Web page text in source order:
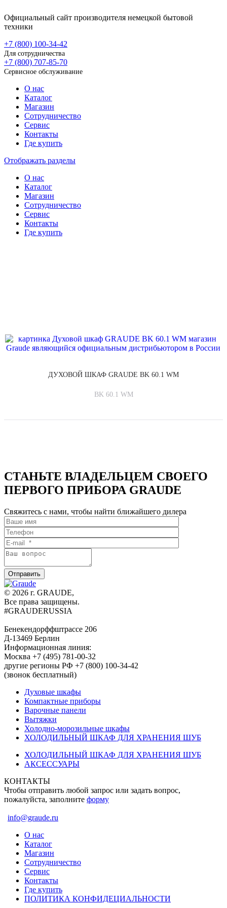
Официальный сайт производителя немецкой бытовой
техники
+7 (800) 100-34-42
Для сотрудничества
+7 (800) 707-85-70
Сервисное обслуживание
О нас
Каталог
Магазин
Сотрудничество
Сервис
Контакты
Где купить
Отображать разделы
О нас
Каталог
Магазин
Сотрудничество
Сервис
Контакты
Где купить
ДУХОВОЙ ШКАФ GRAUDE BK 60.1 WM
BK 60.1 WM
СТАНЬТЕ ВЛАДЕЛЬЦЕМ СВОЕГО
ПЕРВОГО ПРИБОРА GRAUDE
Свяжитесь с нами, чтобы найти ближайшего дилера
© 2026 г. GRAUDE,
Все права защищены.
#GRAUDERUSSIA
Бенекендорффштрассе 206
Д-13469 Берлин
Информационная линия:
Москва +7 (495) 781-00-32
другие регионы РФ +7 (800) 100-34-42
(звонок бесплатный)
Духовые шкафы
Компактные приборы
Варочные панели
Вытяжки
Холодно-морозильные шкафы
ХОЛОДИЛЬНЫЙ ШКАФ ДЛЯ ХРАНЕНИЯ ШУБ
ХОЛОДИЛЬНЫЙ ШКАФ ДЛЯ ХРАНЕНИЯ ШУБ
АКСЕССУАРЫ
КОНТАКТЫ
Чтобы отправить любой запрос или задать вопрос,
пожалуйста, заполните форму
info@graude.ru
О нас
Каталог
Магазин
Сотрудничество
Сервис
Контакты
Где купить
ПОЛИТИКА КОНФИДЕЦИАЛЬНОСТИ